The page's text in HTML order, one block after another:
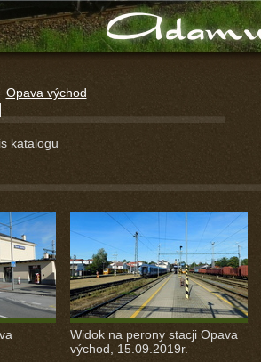
Opava východ
katalogu
Widok na perony stacji Opava
východ, 15.09.2019r.